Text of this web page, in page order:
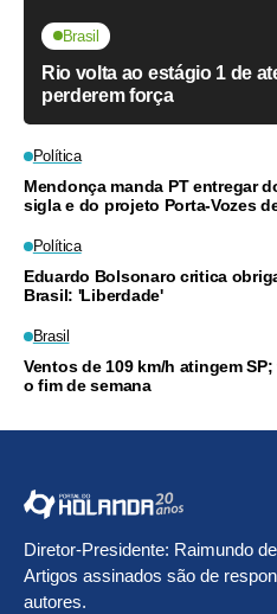
Brasil
Rio volta ao estágio 1 de
perderem força
Política
Mendonça manda PT entregar
sigla e do projeto Porta-Vozes
Política
Eduardo Bolsonaro critica
Brasil: 'Liberdade'
Brasil
Ventos de 109 km/h atingem
o fim de semana
Diretor-Presidente: Raimundo
Artigos assinados são de
autores.